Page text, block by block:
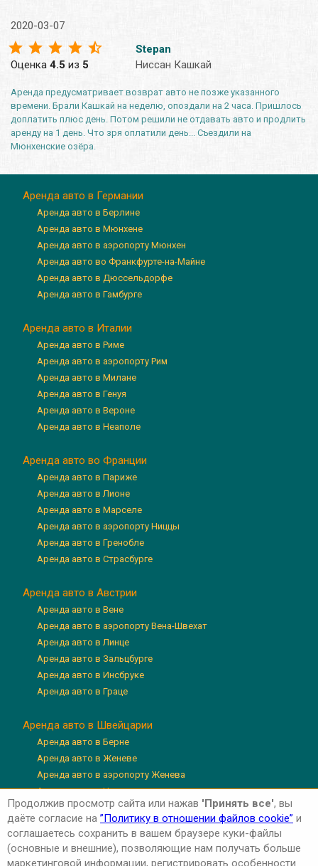
2020-03-07
Оценка 4.5 из 5
Stepan
Ниссан Кашкай
Аренда предусматривает возврат авто не позже указанного
времени. Брали Кашкай на неделю, опоздали на 2 часа. Пришлось
доплатить плюс день. Потом решили не отдавать авто и продлить
аренду на 1 день. Что зря оплатили день... Съездили на
Мюнхенские озёра.
Аренда авто в Германии
Аренда авто в Берлине
Аренда авто в Мюнхене
Аренда авто в аэропорту Мюнхен
Аренда авто во Франкфурте-на-Майне
Аренда авто в Дюссельдорфе
Аренда авто в Гамбурге
Аренда авто в Италии
Аренда авто в Риме
Аренда авто в аэропорту Рим
Аренда авто в Милане
Аренда авто в Генуя
Аренда авто в Вероне
Аренда авто в Неаполе
Аренда авто во Франции
Аренда авто в Париже
Аренда авто в Лионе
Аренда авто в Марселе
Аренда авто в аэропорту Ниццы
Аренда авто в Гренобле
Аренда авто в Страсбурге
Аренда авто в Австрии
Аренда авто в Вене
Аренда авто в аэропорту Вена-Швехат
Аренда авто в Линце
Аренда авто в Зальцбурге
Аренда авто в Инсбруке
Аренда авто в Граце
Аренда авто в Швейцарии
Аренда авто в Берне
Аренда авто в Женеве
Аренда авто в аэропорту Женева
Аренда авто в Цюрихе
Аренда авто в аэропорту Цюрих
Аренда авто в Люцерне
Продолжив просмотр сайта или нажав 'Принять все', вы
даёте согласие на ”Политику в отношении файлов cookie” и
соглашаетесь сохранить в вашем браузере куки-файлы
(основные и внешние), позволяющие нам получать больше
маркетинговой информации, регистрировать особенности